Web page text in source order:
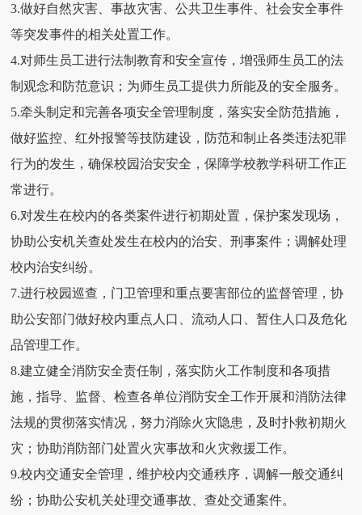
3.做好自然灾害、事故灾害、公共卫生事件、社会安全事件
等突发事件的相关处置工作。
4.对师生员工进行法制教育和安全宣传，增强师生员工的法
制观念和防范意识；为师生员工提供力所能及的安全服务。
5.牵头制定和完善各项安全管理制度，落实安全防范措施，
做好监控、红外报警等技防建设，防范和制止各类违法犯罪
行为的发生，确保校园治安安全，保障学校教学科研工作正
常进行。
6.对发生在校内的各类案件进行初期处置，保护案发现场，
协助公安机关查处发生在校内的治安、刑事案件；调解处理
校内治安纠纷。
7.进行校园巡查，门卫管理和重点要害部位的监督管理，协
助公安部门做好校内重点人口、流动人口、暂住人口及危化
品管理工作。
8.建立健全消防安全责任制，落实防火工作制度和各项措
施，指导、监督、检查各单位消防安全工作开展和消防法律
法规的贯彻落实情况，努力消除火灾隐患，及时扑救初期火
灾；协助消防部门处置火灾事故和火灾救援工作。
9.校内交通安全管理，维护校内交通秩序，调解一般交通纠
纷；协助公安机关处理交通事故、查处交通案件。